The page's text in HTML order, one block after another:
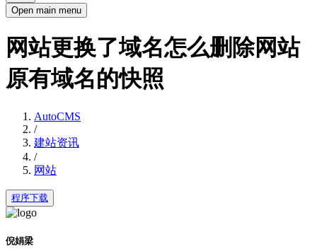
Open main menu
网站更换了域名怎么删除网站
原有域名的快照
AutoCMS
/
建站资讯
/
网站
程序下载
倪娟梁